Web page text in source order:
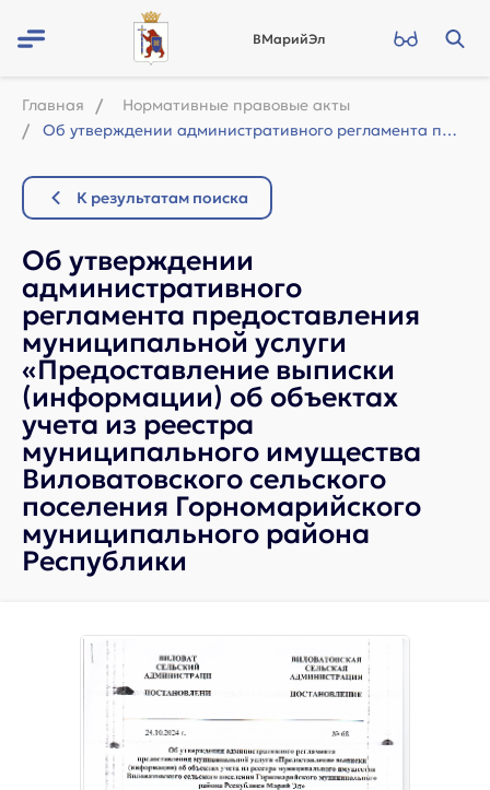
ВМарийЭл
Главная
Нормативные правовые акты
Об утверждении административного регламента предоставления муниципальной услуги...
К результатам поиска
Об утверждении
административного
регламента предоставления
муниципальной услуги
«Предоставление выписки
(информации) об объектах
учета из реестра
муниципального имущества
Виловатовского сельского
поселения Горномарийского
муниципального района
Республики